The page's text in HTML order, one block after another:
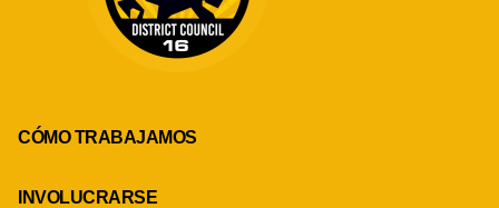
CÓMO TRABAJAMOS
INVOLUCRARSE